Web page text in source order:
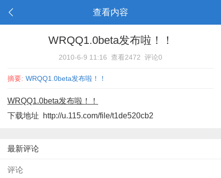
查看内容
WRQQ1.0beta发布啦！！
2010-6-9 11:16 查看2472 评论0
摘要: WRQQ1.0beta发布啦！！
WRQQ1.0beta发布啦！！
下载地址
http://u.115.com/file/t1de520cb2
最新评论